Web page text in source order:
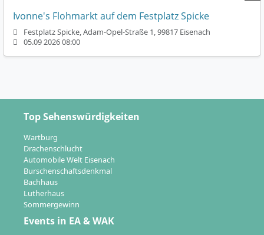
Ivonne's Flohmarkt auf dem Festplatz Spicke
Festplatz Spicke, Adam-Opel-Straße 1, 99817 Eisenach
05.09 2026 08:00
Top Sehenswürdigkeiten
Wartburg
Drachenschlucht
Automobile Welt Eisenach
Burschenschaftsdenkmal
Bachhaus
Lutherhaus
Sommergewinn
Events in EA & WAK